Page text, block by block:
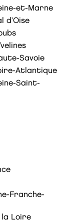
et-Marne
d’Oise
Savoie
Atlantique
Saint-
Franche-
la Loire